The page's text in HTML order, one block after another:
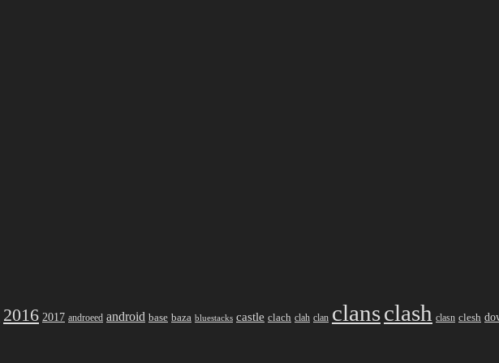
2016 2017 androeed android base baza bluestacks castle clach clah clan clansclash clasn clesh